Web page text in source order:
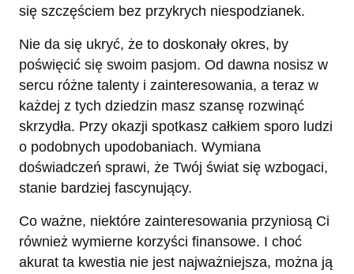
się szczęściem bez przykrych niespodzianek.
Nie da się ukryć, że to doskonały okres, by
poświęcić się swoim pasjom. Od dawna nosisz w
sercu różne talenty i zainteresowania, a teraz w
każdej z tych dziedzin masz szansę rozwinąć
skrzydła. Przy okazji spotkasz całkiem sporo ludzi
o podobnych upodobaniach. Wymiana
doświadczeń sprawi, że Twój świat się wzbogaci,
stanie bardziej fascynujący.
Co ważne, niektóre zainteresowania przyniosą Ci
również wymierne korzyści finansowe. I choć
akurat ta kwestia nie jest najważniejsza, można ją